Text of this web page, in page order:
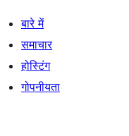
बारे में
समाचार
होस्टिंग
गोपनीयता